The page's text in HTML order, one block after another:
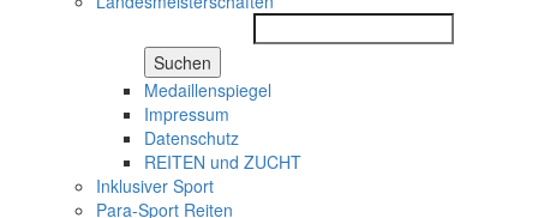
Suchen
Medaillenspiegel
Impressum
Datenschutz
REITEN und ZUCHT
Inklusiver Sport
Para-Sport Reiten